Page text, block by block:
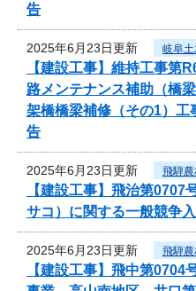
告
2025年6月23日更新 岐阜
【建設工事】維持工事
路メンテナンス補助（橋
架橋橋梁補修（その1）工
告
2025年6月23日更新 飛騨
【建設工事】飛治第
サコ）に関する一般競争
2025年6月23日更新 飛騨
【建設工事】飛中第